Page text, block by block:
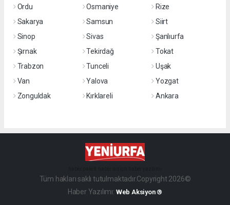
Ordu
Osmaniye
Rize
Sakarya
Samsun
Siirt
Sinop
Sivas
Şanlıurfa
Şırnak
Tekirdağ
Tokat
Trabzon
Tunceli
Uşak
Van
Yalova
Yozgat
Zonguldak
Kırklareli Ankara
Tüm hakları saklı tutulmaktadır.Copyright 2026©
Haber Yazılımı: Web Aksiyon ®